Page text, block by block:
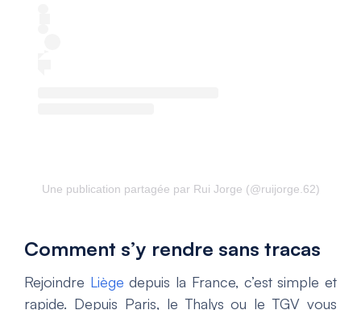
Une publication partagée par Rui Jorge (@ruijorge.62)
Comment s’y rendre sans tracas
Rejoindre Liège depuis la France, c’est simple et
rapide. Depuis Paris, le Thalys ou le TGV vous